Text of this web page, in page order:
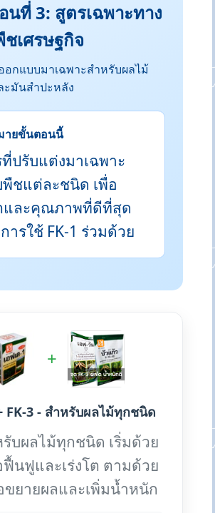
นที่ 3: สูตรเฉพาะทาง
เศรษฐกิจ
อกแบบมาเฉพาะสำหรับผลไม้
ะมันสำปะหลัง
ายขั้นตอนนี้
ปรับแต่งมาเฉพาะ
ชแต่ละชนิด เพื่อ
และคุณภาพที่ดีที่สุด
ารใช้ FK-1 ร่วมด้วย
+
FK-3 - สำหรับผลไม้ทุกชนิด
บผลไม้ทุกชนิด เริ่มด้วย
ฟื้นฟูและเร่งโต ตามด้วย
ขยายผลและเพิ่มน้ำหนัก